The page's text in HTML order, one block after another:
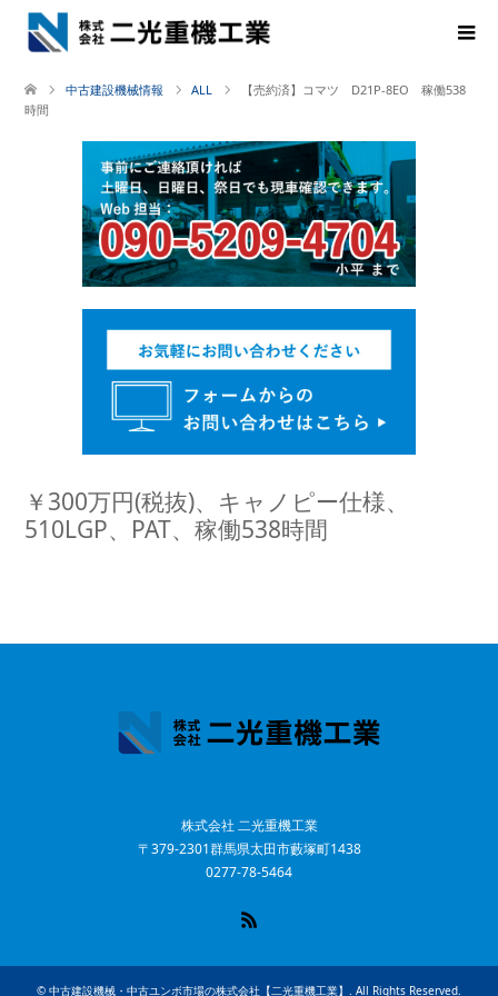
中古建設機械情報 ALL
【売約済】コマツ D21P-8EO 稼働538
時間
￥300万円(税抜)、キャノピー仕様、
510LGP、PAT、稼働538時間
株式会社 二光重機工業
〒379-2301群馬県太田市藪塚町1438
0277-78-5464
© 中古建設機械・中古ユンボ市場の株式会社【二光重機工業】 . All Rights Reserved.